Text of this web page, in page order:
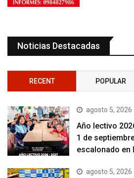
Noticias Destacadas
RECENT POPULAR
agosto 5, 2026
Año lectivo
1 de
escalonado en
agosto 5, 2026